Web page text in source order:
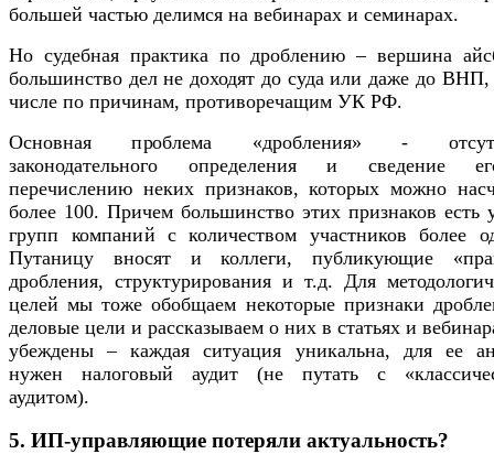
большей частью делимся на вебинарах и семинарах.
Но судебная практика по дроблению – вершина
большинство дел не доходят до суда или даже до
числе по причинам, противоречащим УК РФ.
Основная проблема «дробления» -
законодательного определения и сведение
перечислению неких признаков, которых можно
более 100. Причем большинство этих признаков есть
групп компаний с количеством участников более
Путаницу вносят и коллеги, публикующие
дробления, структурирования и т.д. Для
целей мы тоже обобщаем некоторые признаки
деловые цели и рассказываем о них в статьях и
убеждены – каждая ситуация уникальна, для ее
нужен налоговый аудит (не путать с
аудитом).
5. ИП-управляющие потеряли актуальность?